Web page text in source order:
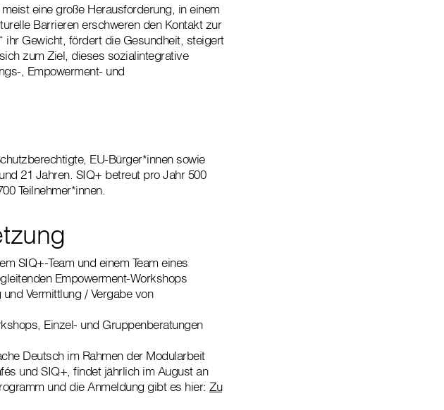
eine große Herausforderung, in einem
Barrieren erschweren den Kontakt zur
Gewicht, fördert die Gesundheit, steigert
zum Ziel, dieses sozialintegrative
, Empowerment- und
EU-Bürger*innen sowie
21 Jahren. SIQ+ betreut pro Jahr 500
Teilnehmer*innen.
SIQ+-Team und einem Team eines
Empowerment-Workshops
Vermittlung / Vergabe von
Einzel- und Gruppenberatungen
Deutsch im Rahmen der Modularbeit
und SIQ+, findet jährlich im August an
und die Anmeldung gibt es hier: Zu